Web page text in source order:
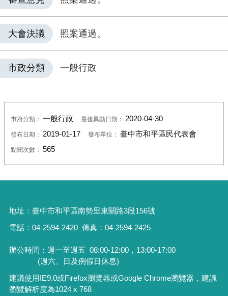
大會決議 照案通過。
市政分類 一般行政
市府分類： 一般行政 最後異動日期： 2020-04-30
發布日期： 2019-01-17 發布單位： 臺中市和平區民代表會
點閱次數： 565
地址： 臺中市和平區南勢里東關路3段156號
電話：04-2594-2420 傳真：04-2594-2425
辦公時間：週一至週五 08:00-12:00，13:00-17:00
(週六、日及例假日休息)
建議使用IE9.0或Firefox瀏覽器或Google Chrome瀏覽器，建議
瀏覽解析度為1024 x 768